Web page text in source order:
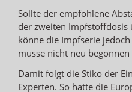
Sollte der empfohlene
der zweiten
könne die Impfserie
müsse nicht neu
Damit folgt die Stiko der
Experten. So hatte die